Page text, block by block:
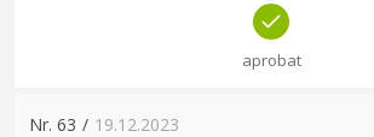
aprobat
Nr. 63 / 19.12.2023